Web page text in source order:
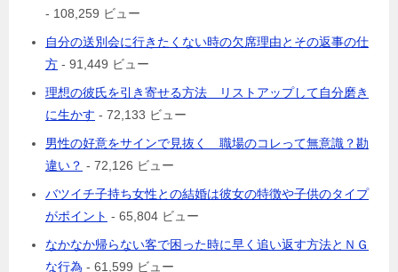
- 108,259 ビュー
自分の送別会に行きたくない時の欠席理由とその返事の仕
方 - 91,449 ビュー
理想の彼氏を引き寄せる方法 リストアップして自分磨き
に生かす - 72,133 ビュー
男性の好意をサインで見抜く 職場のコレって無意識？勘
違い？ - 72,126 ビュー
バツイチ子持ち女性との結婚は彼女の特徴や子供のタイプ
がポイント - 65,804 ビュー
なかなか帰らない客で困った時に早く追い返す方法とＮＧ
な行為 - 61,599 ビュー